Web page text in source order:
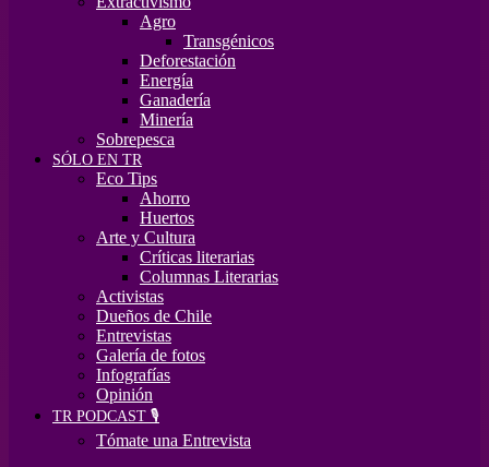
Agro
Transgénicos
Deforestación
Energía
Ganadería
Minería
Sobrepesca
SÓLO EN TR
Eco Tips
Ahorro
Huertos
Arte y Cultura
Críticas literarias
Columnas Literarias
Activistas
Dueños de Chile
Entrevistas
Galería de fotos
Infografías
Opinión
TR PODCAST 🎙️
Tómate una Entrevista